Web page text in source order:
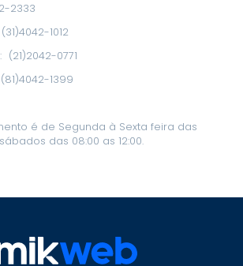
2333
(31)4042-1012
(21)2042-0771
(81)4042-1399
é de Segunda à Sexta feira das
das 08:00 as 12:00.